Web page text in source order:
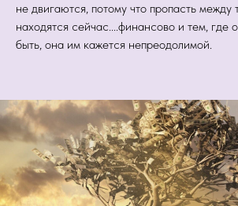
не двигаются, потому что пропасть между
находятся сейчас....финансово и тем, где
быть, она им кажется непреодолимой.